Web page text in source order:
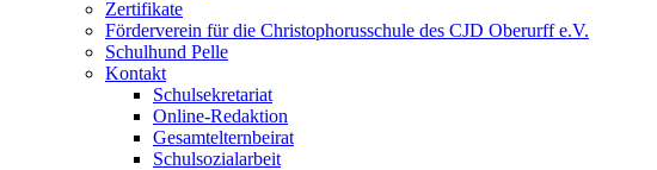
Zertifikate
Förderverein für die Christophorusschule des CJD Oberurff e.V.
Schulhund Pelle
Kontakt
Schulsekretariat
Online-Redaktion
Gesamtelternbeirat
Schulsozialarbeit